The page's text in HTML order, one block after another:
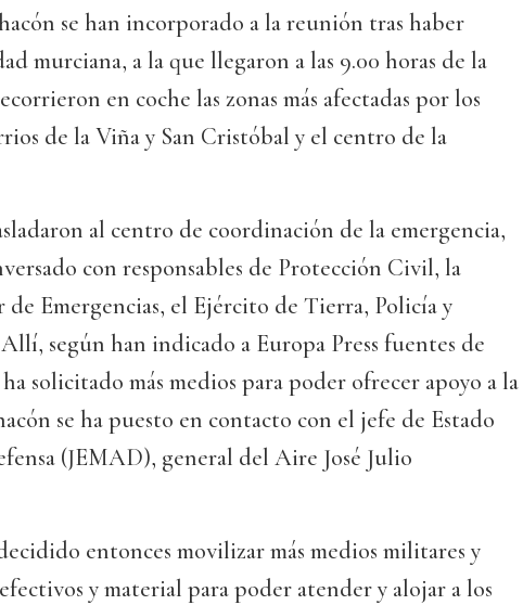
se han incorporado a la reunión tras haber
murciana, a la que llegaron a las 9.00 horas de la
en coche las zonas más afectadas por los
de la Viña y San Cristóbal y el centro de la
al centro de coordinación de la emergencia,
con responsables de Protección Civil, la
Emergencias, el Ejército de Tierra, Policía y
según han indicado a Europa Press fuentes de
ha solicitado más medios para poder ofrecer apoyo a la
se ha puesto en contacto con el jefe de Estado
(JEMAD), general del Aire José Julio
entonces movilizar más medios militares y
y material para poder atender y alojar a los